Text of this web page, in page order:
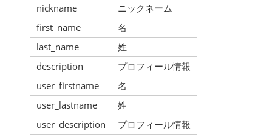
nickname
ニックネーム
first_name
名
last_name
姓
description
プロフィール情報
user_firstname
名
user_lastname
姓
user_description
プロフィール情報